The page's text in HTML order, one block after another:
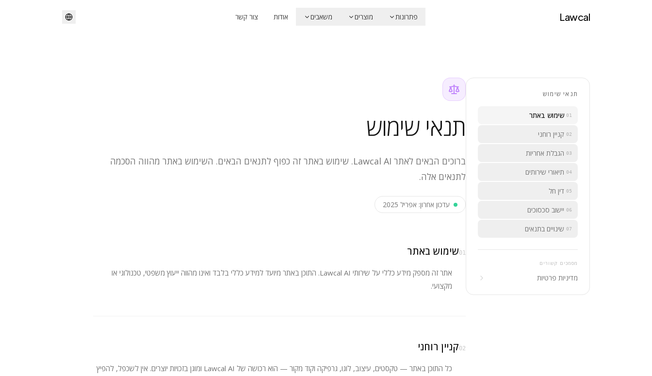
Lawcal פתרונות מוצרים משאבים אודות צור קשר
תנאי שימוש
01 שימוש באתר
02 קניין רוחני
03 הגבלת אחריות
04 תיאורי שירותים
05 דין חל
06 יישוב סכסוכים
07 שינויים בתנאים
מסמכים קשורים
מדיניות פרטיות
תנאי שימוש
ברוכים הבאים לאתר Lawcal AI. שימוש באתר זה כפוף לתנאים הבאים. השימוש באתר מהווה הסכמה
לתנאים אלה.
עדכון אחרון: אפריל 2025
01שימוש באתר
אתר זה מספק מידע כללי על שירותי Lawcal AI. התוכן באתר מיועד למידע כללי בלבד ואינו מהווה ייעוץ משפטי, טכנולוגי או
מקצועי.
02קניין רוחני
כל התוכן באתר — טקסטים, עיצוב, לוגו, גרפיקה וקוד מקור — הוא רכושה של Lawcal AI ומוגן בזכויות יוצרים. אין לשכפל, להפיץ